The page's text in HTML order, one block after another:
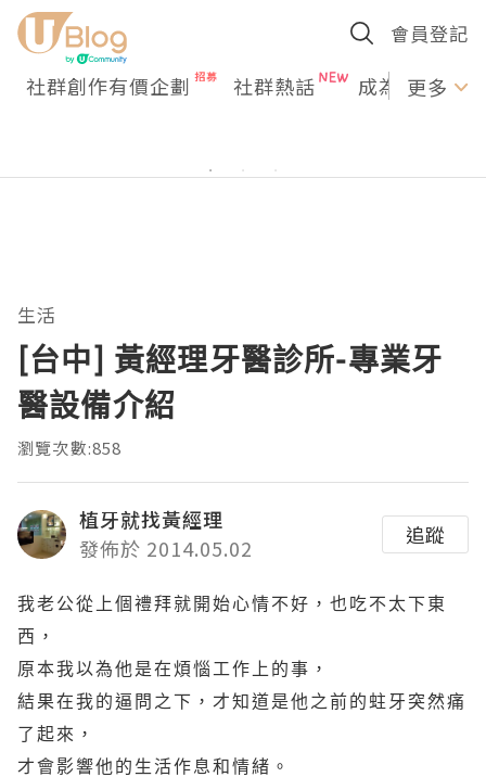
會員登記
社群創作有價企劃 社群熱話 成為U更多
生活
[台中] 黃經理牙醫診所-專業牙
醫設備介紹
瀏覽次數:858
植牙就找黃經理
發佈於 2014.05.02
追蹤
我老公從上個禮拜就開始心情不好，也吃不太下東
西，
原本我以為他是在煩惱工作上的事，
結果在我的逼問之下，才知道是他之前的蛀牙突然痛
了起來，
才會影響他的生活作息和情緒。